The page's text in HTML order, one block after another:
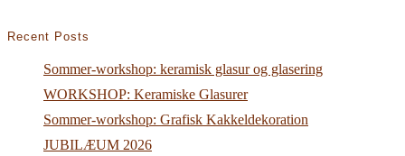
Recent Posts
Sommer-workshop: keramisk glasur og glasering
WORKSHOP: Keramiske Glasurer
Sommer-workshop: Grafisk Kakkeldekoration
JUBILÆUM 2026